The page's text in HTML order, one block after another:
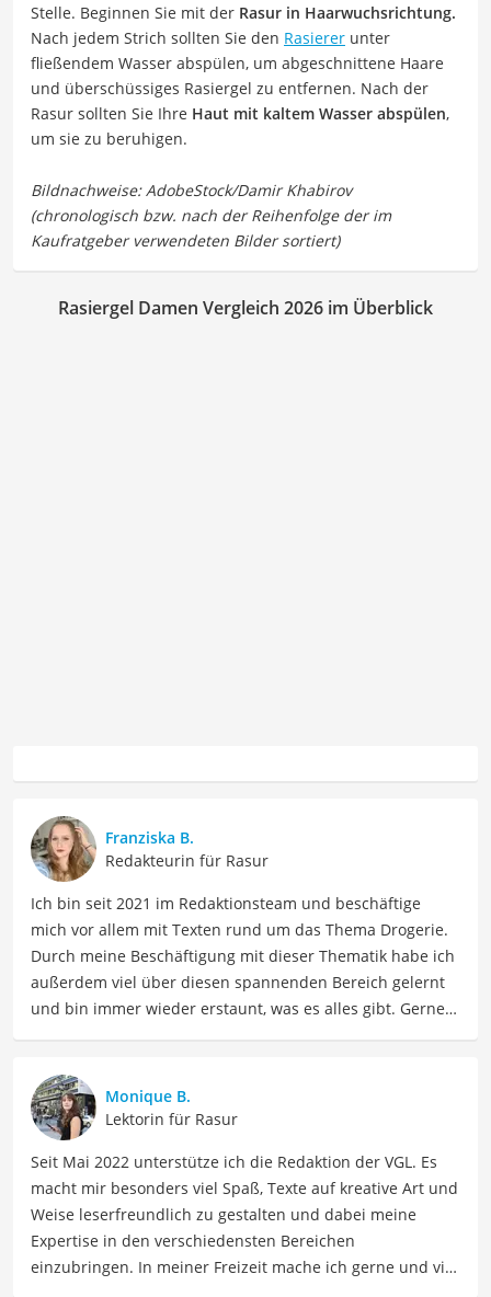
Stelle. Beginnen Sie mit der Rasur in Haarwuchsrichtung.
Nach jedem Strich sollten Sie den Rasierer unter
fließendem Wasser abspülen, um abgeschnittene Haare
und überschüssiges Rasiergel zu entfernen. Nach der
Rasur sollten Sie Ihre Haut mit kaltem Wasser abspülen,
um sie zu beruhigen.
Rasiergel Damen Vergleich 2026 im Überblick
Franziska B.
Redakteurin für Rasur
Ich bin seit 2021 im Redaktionsteam und beschäftige
mich vor allem mit Texten rund um das Thema Drogerie.
Durch meine Beschäftigung mit dieser Thematik habe ich
außerdem viel über diesen spannenden Bereich gelernt
und bin immer wieder erstaunt, was es alles gibt. Gerne
über Beauty- sowie Pflegeprodukte, Gesundheitsartikel,
Haushaltswaren und vieles mehr. Meine Beiträge
umfassen Produktvergleiche, Tipps, Trends und
Empfehlungen, um Lesern dabei zu helfen, die besten
Produkte für ihre Bedürfnisse zu finden sowie sowohl ihre
Schönheits- als auch Pflegeroutine zu optimieren.
Der Rasiergel Damen-Vergleich ist aus unserer Sicht
besonders empfehlenswert fürFrauen.
Monique B.
Lektorin für Rasur
Seit Mai 2022 unterstütze ich die Redaktion der VGL. Es
macht mir besonders viel Spaß, Texte auf kreative Art und
Weise leserfreundlich zu gestalten und dabei meine
Expertise in den verschiedensten Bereichen
einzubringen. In meiner Freizeit mache ich gerne und viel